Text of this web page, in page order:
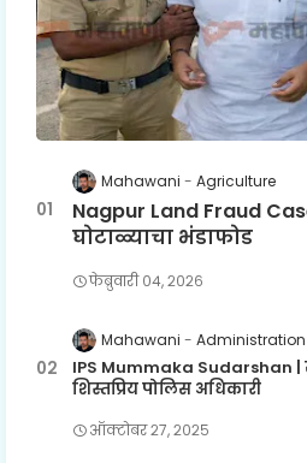
Mahawani Agriculture
Nagpur Land Fraud
घोटाळ्याचा भंडाफोड
फेब्रुवारी ०४, २०२६
Mahawani Administration
IPS Mummaka Sudarshan |
शिस्तप्रिय पोलिस अधिकारी
ऑक्टोबर २७, २०२५